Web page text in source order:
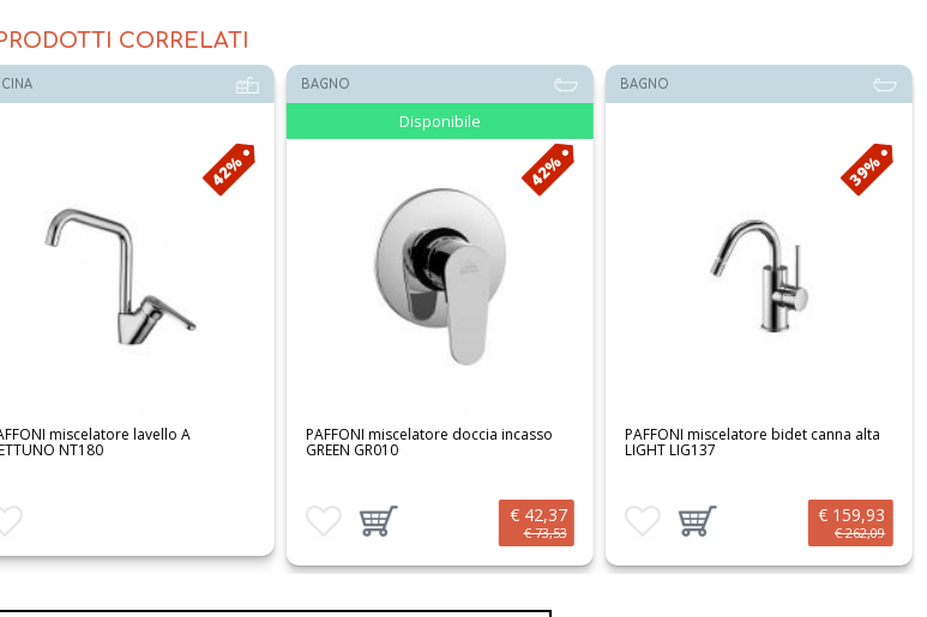
CORRELATI
42%
miscelatore doccia incasso
GR010
ai preferiti
BAGNO
39%
PAFFONI miscelatore bidet canna alta
LIGHT LIG137
Aggiungi ai preferiti
Aggiungi prodotto al carrello
€ 159,93
€ 262,09
BAGNO
32%
Cristina Set esterno mix monoc. vasca
a pavimento Serie Tricolore Verde TV
Aggiungi ai preferiti
Aggiungi prodotto al carrello
€ 1.408,90
€ 2.078,03